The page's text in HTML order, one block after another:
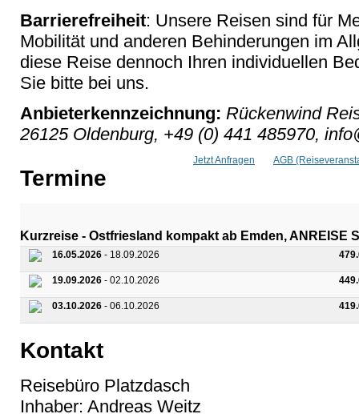
Barrierefreiheit: Unsere Reisen sind für
Mobilität und anderen Behinderungen im
diese Reise dennoch Ihren individuellen
Sie bitte bei uns.
Anbieterkennzeichnung: Rückenwind
26125 Oldenburg, +49 (0) 441 485970,
Jetzt Anfragen AGB
Termine
Kurzreise - Ostfriesland kompakt ab Emden, ANREISE
16.05.2026 - 18.09.2026
19.09.2026 - 02.10.2026
03.10.2026 - 06.10.2026
Kontakt
Reisebüro Platzdasch
Inhaber: Andreas Weitz